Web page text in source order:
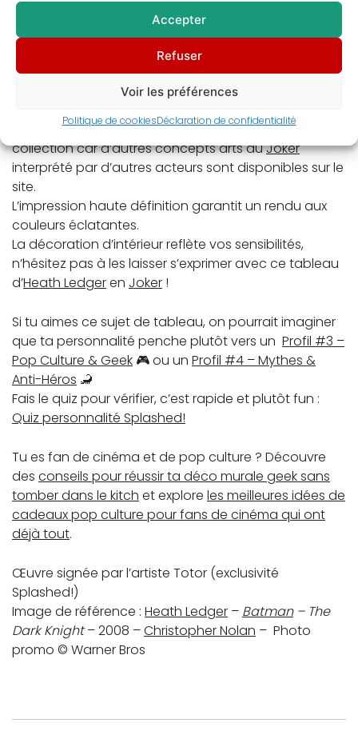
Accepter
Refuser
Voir les préférences
Politique de cookiesDéclaration de confidentialité
est devenu la représentation ultime
du méchant ! L’anti
super-héros
par excellence dans
. Créé par Jerry Robinson, Bill
Finger etBob Kane, il apparaît initialement dans
1, au printemps 1940.
Cet objet de décoration est également un objet de
collection car d’autres concepts arts duJoker
interprété par d’autres acteurs sont disponibles sur le
site.
L’impression haute définition garantit un rendu aux
couleurs éclatantes.
La décoration d’intérieur reflète vos sensibilités,
n’hésitez pas à les laisser s’exprimer avec ce tableau
d’Heath Ledgeren Joker !
Si tu aimes ce sujet de tableau, on pourrait imaginer
que ta personnalité penche plutôt vers un Profil #3 –
Pop Culture & Geek 🎮 ou un Profil #4 – Mythes &
Anti-Héros 🦂
Fais le quiz pour vérifier, c’est rapide et plutôt fun :
Quiz personnalité Splashed!
Tu es fan de cinéma et de pop culture ? Découvre
des conseils pour réussir ta déco murale geek sans
tomber dans le kitch et explore les meilleures idées de
cadeaux pop culture pour fans de cinéma qui ont
déjà tout.
Œuvre signée par l’artiste Totor (exclusivité
Splashed!)
Image de référence : Heath Ledger – Batman– The
Dark Knight– 2008 –Christopher Nolan – Photo
promo © Warner Bros